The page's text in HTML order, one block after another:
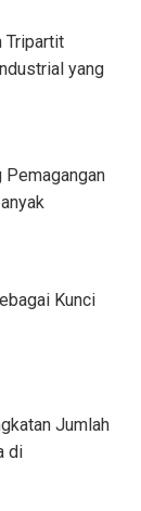
Tripartit
yang
Pemagangan
Kunci
Jumlah
di